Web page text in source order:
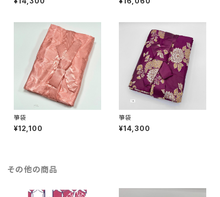
箏袋
¥12,100
箏袋
¥14,300
その他の商品